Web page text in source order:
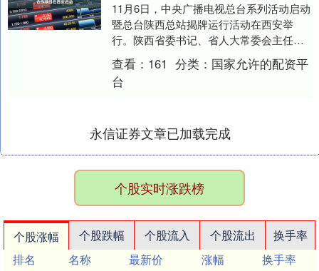
11月6日，中央广播电视总台系列活动启动
暨总台陕西总站揭牌运行活动在西安举
行。陕西省委书记、省人大常委会主任赵
一德与中宣部副部长、中央广播电视总台
台长慎海雄出席....
查看： 161 分类： 国家允许的配资平
台
永信证券文章已加载完成
个股实时涨跌榜
个股涨幅 个股跌幅 个股流入 个股流出
换手率
排名
名称 最新价 涨幅
换手率